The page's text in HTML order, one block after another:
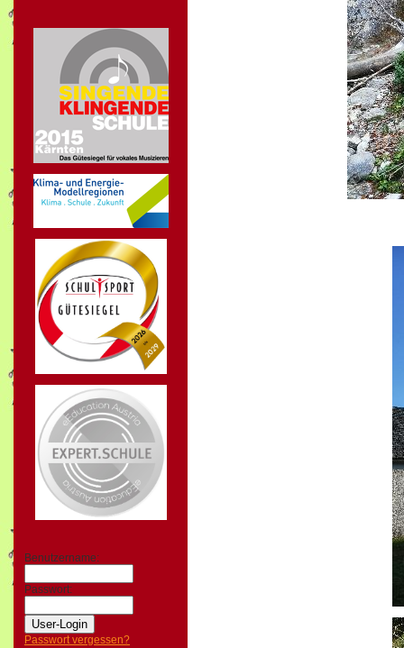
Benutzername:
Passwort:
Passwort vergessen?